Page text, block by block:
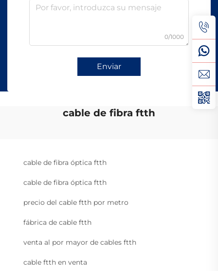
0/1000
Enviar
cable de fibra ftth
cable de fibra óptica ftth
cable de fibra óptica ftth
precio del cable ftth por metro
fábrica de cable ftth
venta al por mayor de cables ftth
cable ftth en venta